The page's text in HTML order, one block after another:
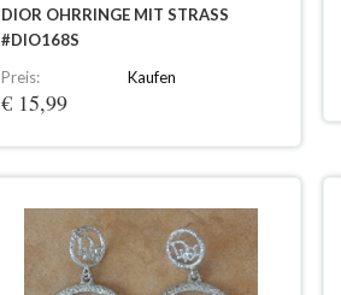
DIOR OHRRINGE MIT STRASS
#DIO168S
Preis:
€ 15,99
Kaufen